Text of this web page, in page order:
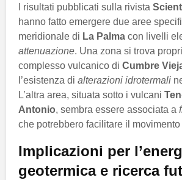
I risultati pubblicati sulla rivista
hanno fatto emergere due aree
meridionale di La Palma con livelli
attenuazione. Una zona si trova
complesso vulcanico di Cumbre
l’esistenza di alterazioni idrotermali
L’altra area, situata sotto i vulcani
Antonio, sembra essere associata a
che potrebbero facilitare il
Implicazioni per
geotermica e ricerca